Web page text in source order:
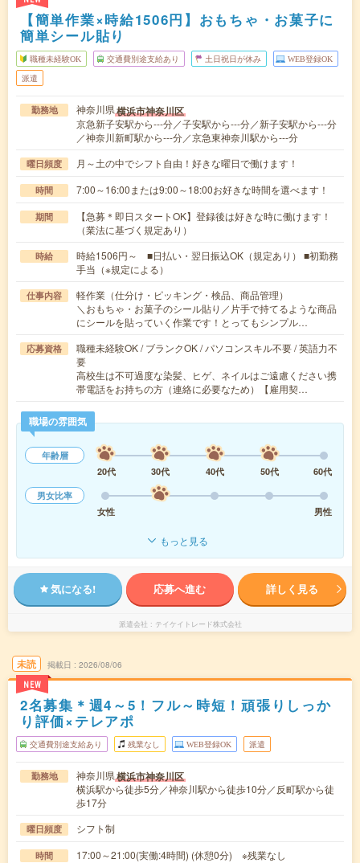
【簡単作業×時給1506円】おもちゃ・お菓子に
簡単シール貼り
職種未経験OK 交通費別途支給あり 土日祝日が休み WEB登録OK
派遣
勤務地 神奈川県横浜市神奈川区
京急新子安駅から---分／子安駅から---分／新子安駅から---分
／神奈川新町駅から---分／京急東神奈川駅から---分
曜日頻度 月～土の中でシフト自由！好きな曜日で働けます！
時間 7:00～16:00または9:00～18:00お好きな時間を選べます！
期間
【急募＊即日スタートOK】登録後は好きな時に働けます！
（業法に基づく規定あり）
時給
時給1506円～ ■日払い・翌日振込OK（規定あり） ■初勤務
手当（※規定による）
仕事内容
軽作業（仕分け・ピッキング・検品、商品管理）
＼おもちゃ・お菓子のシール貼り／片手で持てるような商品
にシールを貼っていく作業です！とってもシンプル…
応募資格
職種未経験OK / ブランクOK / パソコンスキル不要 / 英語力不
要
高校生は不可過度な染髪、ヒゲ、ネイルはご遠慮ください携
帯電話をお持ちの方（連絡に必要なため）【雇用契…
職場の雰囲気
年齢層
20代
30代 40代 50代
60代
男女比率
女性
男性
もっと見る
気になる! 応募へ進む 詳しく見る
派遣会社 テイケイトレード株式会社
未読
NEW
掲載日 2026/08/06
2名募集＊週4～5！フル～時短！頑張りしっか
り評価×テレアポ
交通費別途支給あり 残業なし WEB登録OK 派遣
勤務地 神奈川県横浜市神奈川区
横浜駅から徒歩5分／神奈川駅から徒歩10分／反町駅から徒
歩17分
曜日頻度 シフト制
時間 17:00～21:00(実働:4時間) (休憩0分) ※残業なし